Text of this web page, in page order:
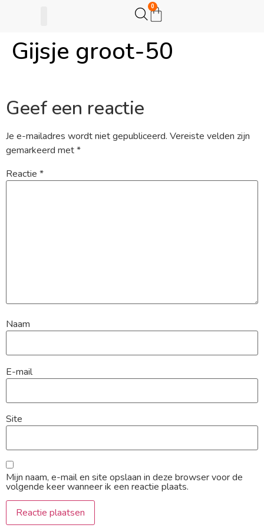
0
Gijsje groot-50
Geef een reactie
Je e-mailadres wordt niet gepubliceerd. Vereiste velden zijn
gemarkeerd met*
Reactie *
Naam
E-mail
Site
Mijn naam, e-mail en site opslaan in deze browser voor de
volgende keer wanneer ik een reactie plaats.